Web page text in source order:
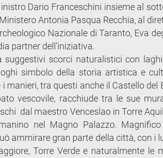
Dario Franceschini insieme al
Antonia Pasqua Recchia, al
Nazionale di Taranto, Eva
partner dell’iniziativa.
scorci naturalistici con
simbolo della storia artistica e
manieri, tra questi anche il Castello del
vescovile, racchiude tra le sue
dal maestro Venceslao in Torre
nel Magno Palazzo.
ammirare gran parte della città, con i
Torre Verde e naturalmente le